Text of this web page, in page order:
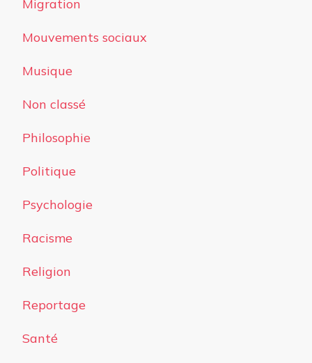
Migration
Mouvements sociaux
Musique
Non classé
Philosophie
Politique
Psychologie
Racisme
Religion
Reportage
Santé